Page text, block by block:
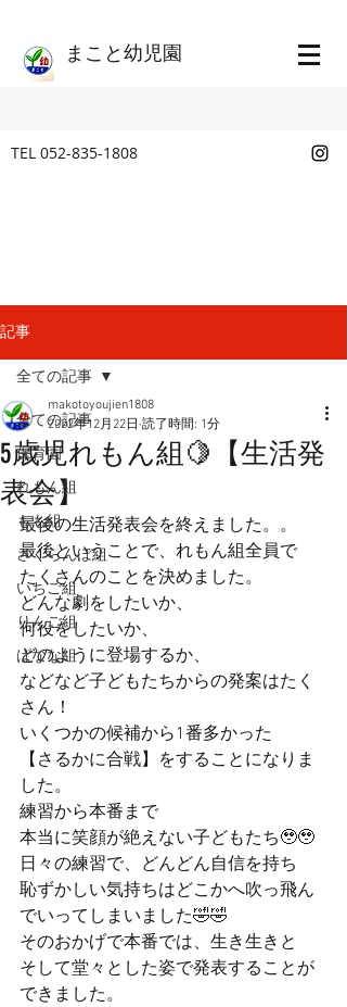
​まこと幼児園
TEL 052-835-1808
記事
全ての記事
保育園
れもん組
もも組
さくらんぼ組
いちご組
りんご組
ばなな組
全ての記事
5歳児れもん組🍋【生活発
表会】
makotoyoujien1808
2022年12月22日 読了時間: 1分
最後の生活発表会を終えました。。
最後ということで、れもん組全員で
たくさんのことを決めました。
どんな劇をしたいか、
何役をしたいか、
どのように登場するか、
などなど子どもたちからの発案はたく
さん！
いくつかの候補から1番多かった
【さるかに合戦】をすることになりま
した。
練習から本番まで
本当に笑顔が絶えない子どもたち🥹🥹
日々の練習で、どんどん自信を持ち
恥ずかしい気持ちはどこかへ吹っ飛ん
でいってしまいました🤣🤣
そのおかげで本番では、生き生きと
そして堂々とした姿で発表することが
できました。